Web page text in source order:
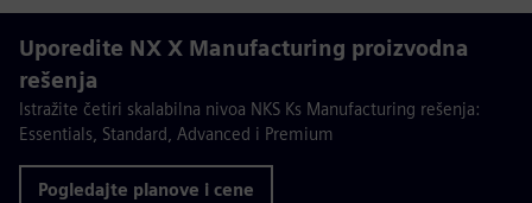
Uporedite NX X Manufacturing proizvodna
rešenja
Istražite četiri skalabilna nivoa NKS Ks Manufacturing rešenja:
Essentials, Standard, Advanced i Premium
Pogledajte planove i cene